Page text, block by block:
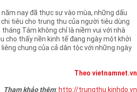
nay đã thực sự vào mùa, những dấu
chi tiêu cho trung thu của người tiêu dùng
Tám không chỉ là niềm vui với nhà
cho thấy nền kinh tế đang ngày một khởi
chung của cả dân tộc với những ngày
Theo vietnamnet.vn
Tham khảo thêm: http://trungthu.kinhdo.vn